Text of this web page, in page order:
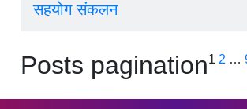
सहयोग संकलन
Posts pagination1 2 …